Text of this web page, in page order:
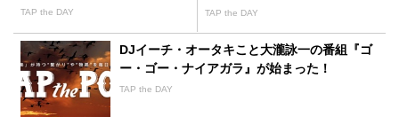
日
TAP the DAY TAP the DAY
DJイーチ・オータキこと大瀧詠一の番組『ゴ
ー・ゴー・ナイアガラ』が始まった！
TAP the DAY